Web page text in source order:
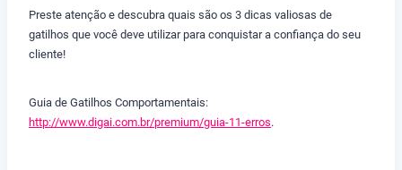
Preste atenção e descubra quais são os 3 dicas valiosas de
gatilhos que você deve utilizar para conquistar a confiança do seu
cliente!
Guia de Gatilhos Comportamentais:
http://www.digai.com.br/premium/guia-11-erros.